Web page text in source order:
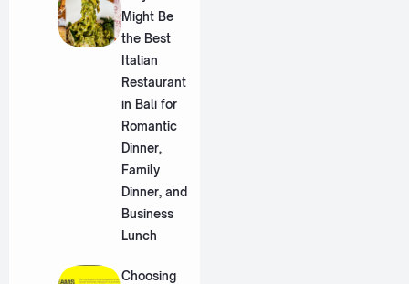
Might Be
the Best
Italian
Restaurant
in Bali for
Romantic
Dinner,
Family
Dinner, and
Business
Lunch
Choosing